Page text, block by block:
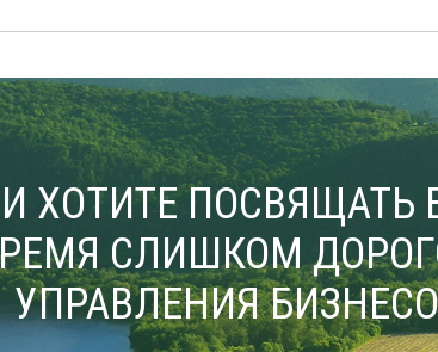
ХОТИТЕ ПОСВЯЩАТЬ
СЛИШКОМ
УПРАВЛЕНИЯ